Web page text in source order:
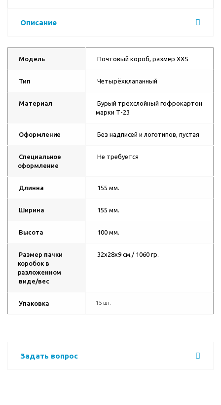
Описание
Модель Почтовый короб, размер XXS
Тип Четырёхклапанный
Материал
Бурый трёхслойный гофрокартон
марки Т-23
Оформление Без надписей и логотипов, пустая
Специальное
оформление
Не требуется
Длинна 155 мм.
Ширина 155 мм.
Высота 100 мм.
Размер пачки
коробок в
разложенном
виде/вес
32х28х9 см./ 1060 гр.
Упаковка 15 шт.
Задать вопрос